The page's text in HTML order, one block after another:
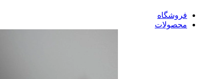
فروشگاه
محصولات